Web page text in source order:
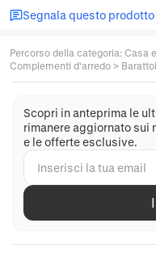
Segnala questo prodotto
Percorso della categoria: Casa
Complementi d'arredo >
Scopri in anteprima le
rimanere aggiornato
e le offerte esclusive.